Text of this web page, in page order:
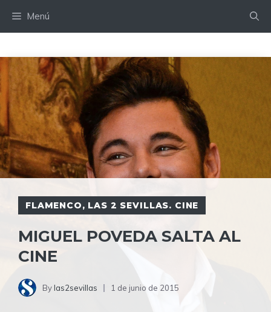
Menú
FLAMENCO, LAS 2 SEVILLAS. CINE
MIGUEL POVEDA SALTA AL
CINE
Bylas2sevillas 1 de junio de 2015